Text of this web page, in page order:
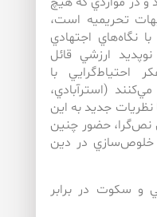
تحريميه است،
نگاه‌‌هاي اجتهادي
ارزشي قائل
با
(استرآبادي،
مقابله با نظريات جديد به اين
نص‌‌گرا، حضور چنين
و خلوص‌‌سازي در دين
و سكوت در برابر